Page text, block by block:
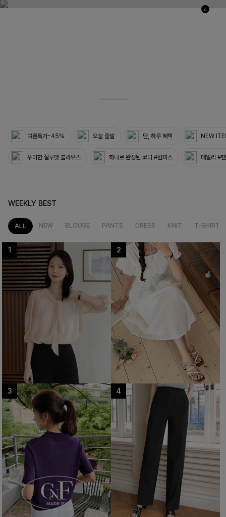
0
여름특가~45% 오늘 출발 단, 하루 혜택 NEW
우아한 실루엣 블라우스 하나로 완성된 코디 #원피스 데일리 #
WEEKLY BEST
ALL NEW BLOUSE PANTS DRESS KNIT T-SHIRT